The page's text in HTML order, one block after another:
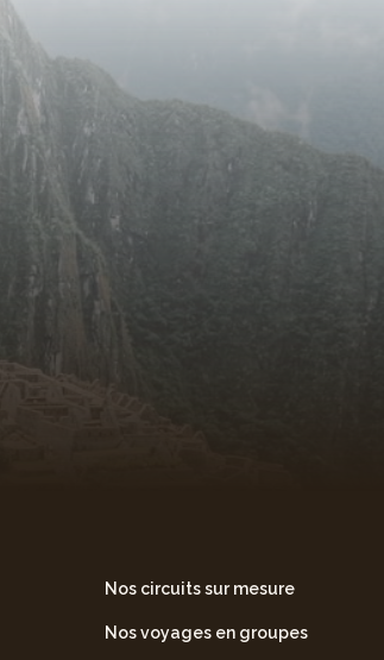
Nos circuits sur mesure
Nos voyages en groupes